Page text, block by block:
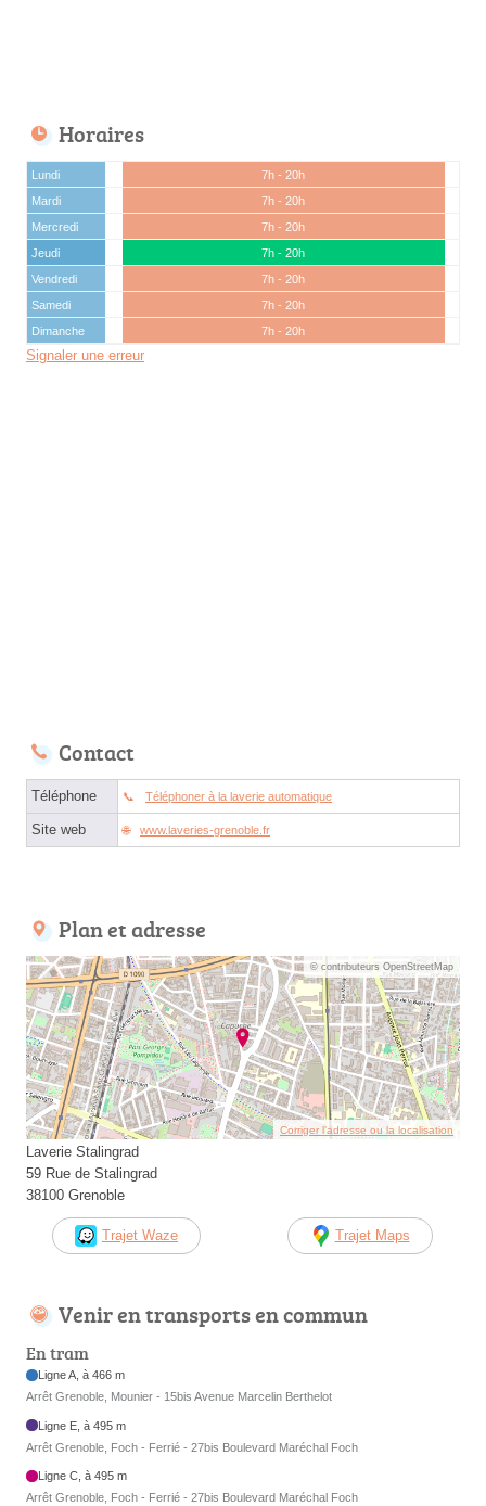
Horaires
Lundi
7h - 20h
Mardi
7h - 20h
Mercredi
7h - 20h
Jeudi
7h - 20h
Vendredi
7h - 20h
Samedi
7h - 20h
Dimanche
7h - 20h
Signaler une erreur
Contact
Téléphone Téléphoner à la laverie automatique
Site web www.laveries-grenoble.fr
Plan et adresse
© contributeurs OpenStreetMap
Corriger l’adresse ou la localisation
Laverie Stalingrad
59 Rue de Stalingrad
38100 Grenoble
Trajet Waze Trajet Maps
Venir en transports en commun
En tram
Ligne A, à 466 m
Arrêt Grenoble, Mounier - 15bis Avenue Marcelin Berthelot
Ligne E, à 495 m
Arrêt Grenoble, Foch - Ferrié - 27bis Boulevard Maréchal Foch
Ligne C, à 495 m
Arrêt Grenoble, Foch - Ferrié - 27bis Boulevard Maréchal Foch